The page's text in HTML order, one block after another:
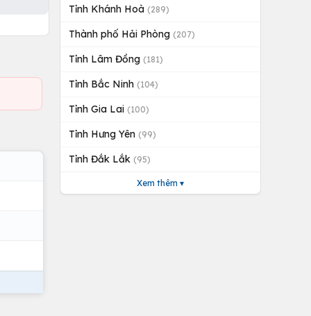
Tỉnh Khánh Hoà (289)
Thành phố Hải Phòng (207)
Tỉnh Lâm Đồng (181)
Tỉnh Bắc Ninh (104)
Tỉnh Gia Lai (100)
Tỉnh Hưng Yên (99)
Tỉnh Đắk Lắk (95)
Xem thêm ▾